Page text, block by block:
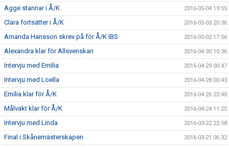
Agge stannar i Å/K 2016-05-04 19:55
Clara fortsätter i Å/K 2016-05-03 20:36
Amanda Hansson skrev på för Å/K IBS 2016-05-02 17:56
Alexandra klar för Allsvenskan 2016-04-30 10:36
Intervju med Emilia 2016-04-29 00:47
Intervju med Loella 2016-04-28 00:43
Emilia klar för Å/K 2016-04-26 22:40
Målvakt klar för Å/K 2016-04-24 11:25
Intervju med Linda 2016-03-22 22:58
Final i Skånemästerskapen 2016-03-21 06:32